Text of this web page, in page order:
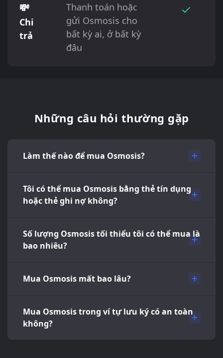
💸
Chi
trả
Thanh toán hoặc
gửi Osmosis cho
bất kỳ ai, ở bất kỳ
đâu
✓
Những câu hỏi thường gặp
Làm thế nào để mua Osmosis?
Tôi có thể mua Osmosis bằng thẻ tín dụng
hoặc thẻ ghi nợ không?
Số lượng Osmosis tối thiểu tôi có thể mua là
bao nhiêu?
Mua Osmosis mất bao lâu?
Mua Osmosis trong ví tự lưu ký có an toàn
không?